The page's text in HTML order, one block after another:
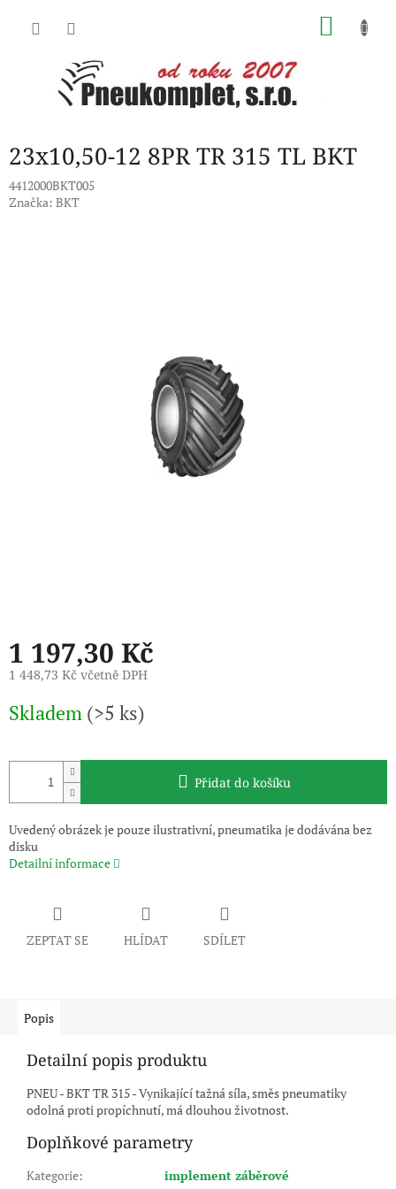
23x10,50-12 8PR TR 315 TL BKT
4412000BKT005
Značka: BKT
1 197,30 Kč
1 448,73 Kč včetně DPH
cena:
Skladem (>5 ks)
Přidat do košíku
Uvedený obrázek je pouze ilustrativní, pneumatika je dodávána bez
disku
Detailní informace
ZEPTAT SE HLÍDAT SDÍLET
Popis
Detailní popis produktu
PNEU - BKT TR 315 - Vynikající tažná síla, směs pneumatiky
odolná proti propíchnutí, má dlouhou životnost.
Doplňkové parametry
Kategorie:
implement záběrové